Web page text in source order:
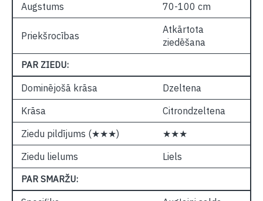
Augstums
70-100 cm
Priekšrocības
Atkārtota
ziedēšana
PAR ZIEDU:
Dominējošā krāsa
Dzeltena
Krāsa
Citrondzeltena
Ziedu pildījums (★★★)
★★★
Ziedu lielums
Liels
PAR SMARŽU: